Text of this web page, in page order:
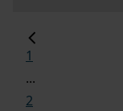
1
...
2